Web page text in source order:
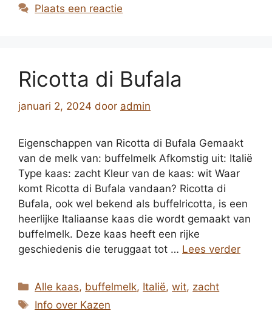
Plaats een reactie
Ricotta di Bufala
januari 2, 2024 door admin
Eigenschappen van Ricotta di Bufala Gemaakt
van de melk van: buffelmelk Afkomstig uit: Italië
Type kaas: zacht Kleur van de kaas: wit Waar
komt Ricotta di Bufala vandaan? Ricotta di
Bufala, ook wel bekend als buffelricotta, is een
heerlijke Italiaanse kaas die wordt gemaakt van
buffelmelk. Deze kaas heeft een rijke
geschiedenis die teruggaat tot … Lees verder
Categorieën
Alle kaas, buffelmelk, Italië,wit, zacht
Tags
Info over Kazen